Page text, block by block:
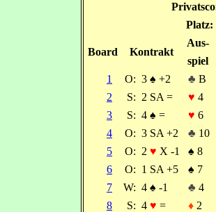
Platz:
Board Kontrakt
Aus-
spiel
1
O: 3 ♠ +2 ♣ B
2
S: 2 SA = ♥ 4
3
S: 4 ♠ = ♥ 6
4
O: 3 SA +2 ♣ 10
5
O: 2 ♥ X -1 ♠ 8
6
O: 1 SA +5 ♠ 7
7
W: 4 ♠ -1 ♣ 4
8
S: 4 ♥ = ♦ 2